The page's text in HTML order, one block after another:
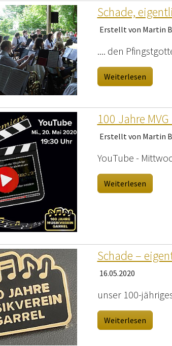
Schade,
Erstellt von Martin
.... den
Weiterlesen
100 Jahre
Erstellt von Martin
YouTube -
Weiterlesen
Schade –
16.05.2020
unser 100-
Weiterlesen